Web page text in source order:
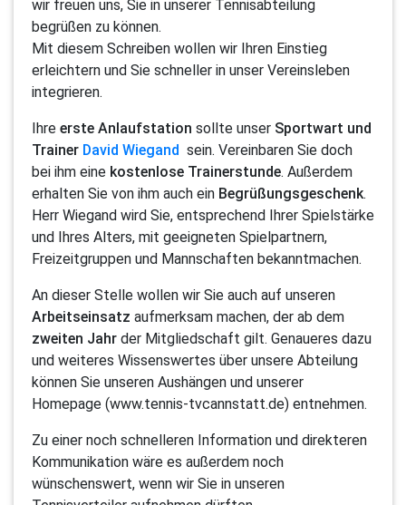
wir freuen uns, Sie in unserer Tennisabteilung
begrüßen zu können.
Mit diesem Schreiben wollen wir Ihren Einstieg
erleichtern und Sie schneller in unser Vereinsleben
integrieren.
Ihre erste Anlaufstation sollte unser Sportwart und
Trainer David Wiegand sein. Vereinbaren Sie doch
bei ihm eine kostenlose Trainerstunde. Außerdem
erhalten Sie von ihm auch ein Begrüßungsgeschenk.
Herr Wiegand wird Sie, entsprechend Ihrer Spielstärke
und Ihres Alters, mit geeigneten Spielpartnern,
Freizeitgruppen und Mannschaften bekanntmachen.
An dieser Stelle wollen wir Sie auch auf unseren
Arbeitseinsatz aufmerksam machen, der ab dem
zweiten Jahr der Mitgliedschaft gilt. Genaueres dazu
und weiteres Wissenswertes über unsere Abteilung
können Sie unseren Aushängen und unserer
Homepage (www.tennis-tvcannstatt.de) entnehmen.
Zu einer noch schnelleren Information und direkteren
Kommunikation wäre es außerdem noch
wünschenswert, wenn wir Sie in unseren